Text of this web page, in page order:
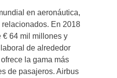
en aeronáutica,
En 2018
€ 64 mil millones y
de alrededor
la gama más
de pasajeros. Airbus